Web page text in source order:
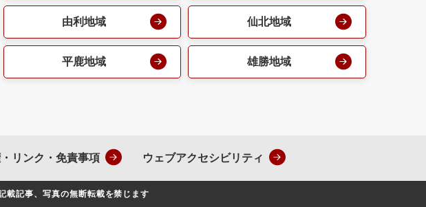
由利地域 仙北地域
平鹿地域 雄勝地域
リンク・免責事項 ウェブアクセシビリティ
載記事、写真の無断転載を禁じます